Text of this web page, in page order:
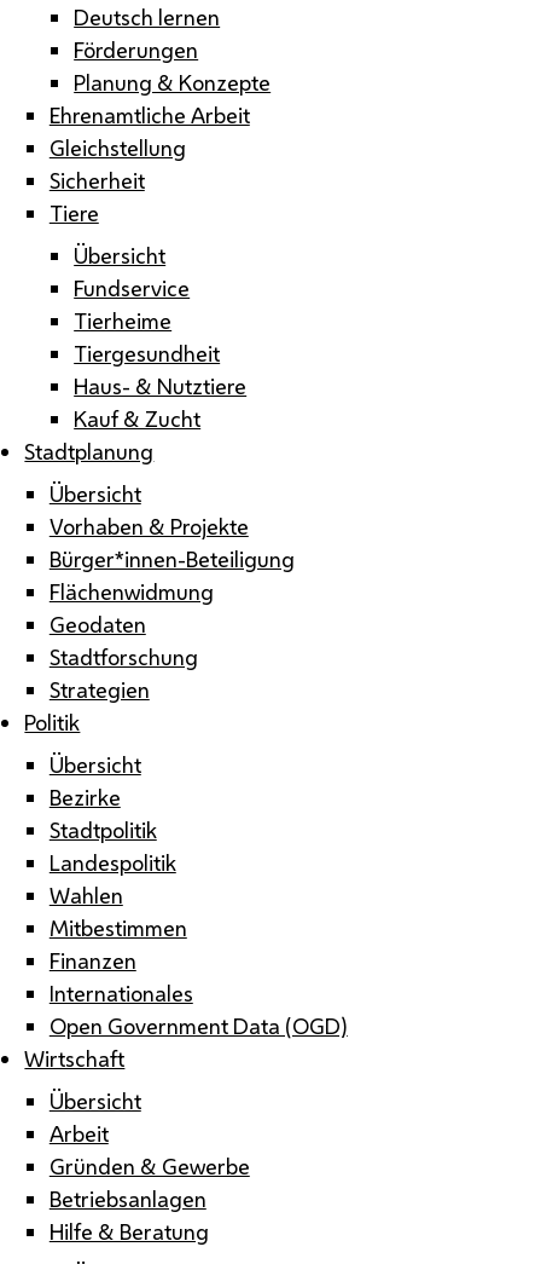
Deutsch lernen
Förderungen
Planung & Konzepte
Ehrenamtliche Arbeit
Gleichstellung
Sicherheit
Tiere
Übersicht
Fundservice
Tierheime
Tiergesundheit
Haus- & Nutztiere
Kauf & Zucht
Stadtplanung
Übersicht
Vorhaben & Projekte
Bürger*innen-Beteiligung
Flächenwidmung
Geodaten
Stadtforschung
Strategien
Politik
Übersicht
Bezirke
Stadtpolitik
Landespolitik
Wahlen
Mitbestimmen
Finanzen
Internationales
Open Government Data (OGD)
Wirtschaft
Übersicht
Arbeit
Gründen & Gewerbe
Betriebsanlagen
Hilfe & Beratung